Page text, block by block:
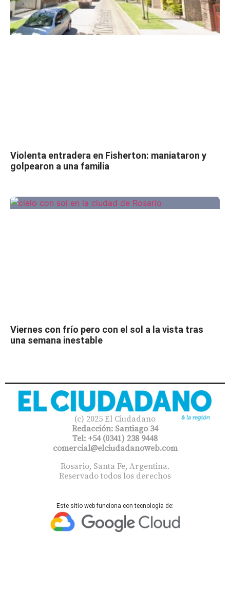
Violenta entradera en Fisherton: maniataron y
golpearon a una familia
Viernes con frío pero con el sol a la vista tras
una semana inestable
(c) 2025 El Ciudadano
Redacción: Santiago 34
Tel: +54 (0341) 238 9448
comercial@elciudadanoweb.com​
Rosario, Santa Fe, Argentina.
Reservado todos los derechos
Este sitio web funciona con tecnología de: